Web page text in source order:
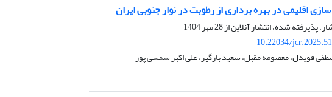
اقلیمی در بهره برداری از رطوبت در نوار جنوبی ایران
پذیرفته شده، انتشار آنلاین از28 مهر 1404
10.22034/
قویدل، معصومه مقبل، سعید بازگیر، علی اکبر شمسی پور